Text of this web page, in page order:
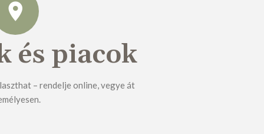
és piacok
– rendelje online, vegye át